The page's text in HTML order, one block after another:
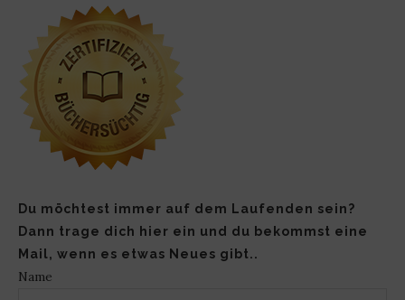
Du möchtest immer auf dem Laufenden sein?
Dann trage dich hier ein und du bekommst eine
Mail, wenn es etwas Neues gibt..
Name